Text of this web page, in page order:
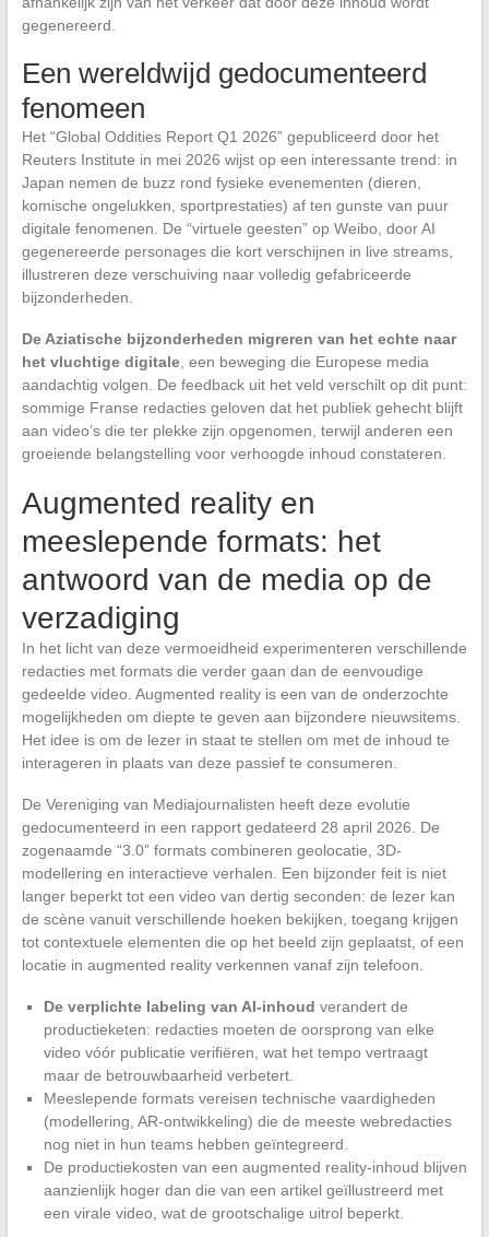
gegenereerd.
Een wereldwijd gedocumenteerd
fenomeen
Het “Global Oddities Report Q1 2026” gepubliceerd door het
Reuters Institute in mei 2026 wijst op een interessante trend: in
Japan nemen de buzz rond fysieke evenementen (dieren,
komische ongelukken, sportprestaties) af ten gunste van puur
digitale fenomenen. De “virtuele geesten” op Weibo, door AI
gegenereerde personages die kort verschijnen in live streams,
illustreren deze verschuiving naar volledig gefabriceerde
bijzonderheden.
De Aziatische bijzonderheden migreren van het echte naar
het vluchtige digitale, een beweging die Europese media
aandachtig volgen. De feedback uit het veld verschilt op dit punt:
sommige Franse redacties geloven dat het publiek gehecht blijft
aan video’s die ter plekke zijn opgenomen, terwijl anderen een
groeiende belangstelling voor verhoogde inhoud constateren.
Augmented reality en
meeslepende formats: het
antwoord van de media op de
verzadiging
In het licht van deze vermoeidheid experimenteren verschillende
redacties met formats die verder gaan dan de eenvoudige
gedeelde video. Augmented reality is een van de onderzochte
mogelijkheden om diepte te geven aan bijzondere nieuwsitems.
Het idee is om de lezer in staat te stellen om met de inhoud te
interageren in plaats van deze passief te consumeren.
De Vereniging van Mediajournalisten heeft deze evolutie
gedocumenteerd in een rapport gedateerd 28 april 2026. De
zogenaamde “3.0” formats combineren geolocatie, 3D-
modellering en interactieve verhalen. Een bijzonder feit is niet
langer beperkt tot een video van dertig seconden: de lezer kan
de scène vanuit verschillende hoeken bekijken, toegang krijgen
tot contextuele elementen die op het beeld zijn geplaatst, of een
locatie in augmented reality verkennen vanaf zijn telefoon.
De verplichte labeling van AI-inhoud verandert de
productieketen: redacties moeten de oorsprong van elke
video vóór publicatie verifiëren, wat het tempo vertraagt
maar de betrouwbaarheid verbetert.
Meeslepende formats vereisen technische vaardigheden
(modellering, AR-ontwikkeling) die de meeste webredacties
nog niet in hun teams hebben geïntegreerd.
De productiekosten van een augmented reality-inhoud blijven
aanzienlijk hoger dan die van een artikel geïllustreerd met
een virale video, wat de grootschalige uitrol beperkt.